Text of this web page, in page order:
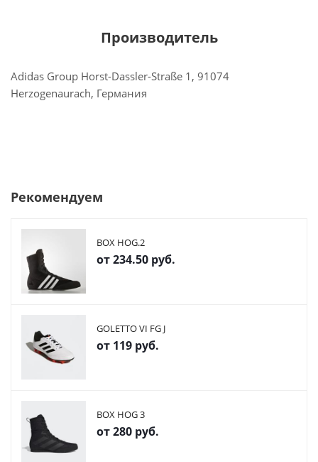
Производитель
Adidas Group Horst-Dassler-Straße 1, 91074
Herzogenaurach, Германия
Рекомендуем
BOX HOG.2
от234.50 руб.
GOLETTO VI FG J
от 119 руб.
BOX HOG 3
от280 руб.